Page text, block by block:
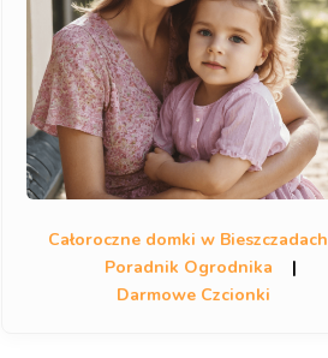
Całoroczne domki w Bieszczadach
Poradnik Ogrodnika
|
Darmowe Czcionki